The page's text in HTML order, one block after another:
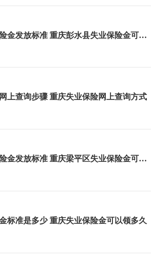
2023彭水县失业保险金发放标准 重庆彭水县失业保险金可以领多长时间
上查询步骤 重庆失业保险网上查询方式
2023梁平区失业保险金发放标准 重庆梁平区失业保险金可以领多长时间
标准是多少 重庆失业保险金可以领多久